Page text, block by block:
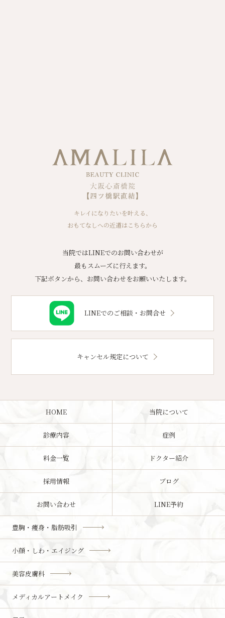
キレイになりたいを叶える、
おもてなしへの近道はこちらから
当院ではLINEでのお問い合わせが
最もスムーズに行えます。
下記ボタンから、お問い合わせをお願いいたします。
LINEでのご相談・お問合せ
キャンセル規定について
HOME 当院について
診療内容 症例
料金一覧 ドクター紹介
採用情報 ブログ
お問い合わせ LINE予約
豊胸・痩身・脂肪吸引
小顔・しわ・エイジング
美容皮膚科
メディカルアートメイク